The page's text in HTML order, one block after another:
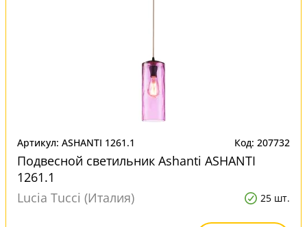
Артикул: ASHANTI 1261.1 Код: 207732
Подвесной светильник Ashanti ASHANTI
1261.1
Lucia Tucci (Италия)
25 шт.